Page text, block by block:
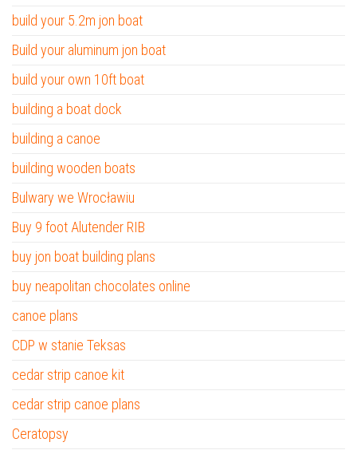
build your 5.2m jon boat
Build your aluminum jon boat
build your own 10ft boat
building a boat dock
building a canoe
building wooden boats
Bulwary we Wrocławiu
Buy 9 foot Alutender RIB
buy jon boat building plans
buy neapolitan chocolates online
canoe plans
CDP w stanie Teksas
cedar strip canoe kit
cedar strip canoe plans
Ceratopsy